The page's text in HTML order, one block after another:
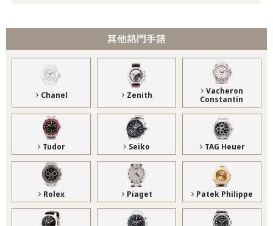
其他熱門手錶
Chanel Zenith
Vacheron
Constantin
Tudor Seiko TAG Heuer
Rolex Piaget Patek Philippe